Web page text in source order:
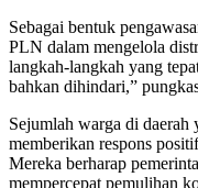
Sebagai bentuk
PLN dalam mengelola
langkah-langkah yang
bahkan dihindari,”
Sejumlah warga di daerah
memberikan respons
Mereka berharap
mempercepat pemulihan